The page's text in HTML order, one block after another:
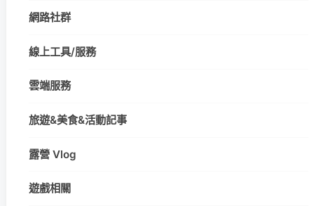
網路社群
線上工具/服務
雲端服務
旅遊&美食&活動記事
露營 Vlog
遊戲相關